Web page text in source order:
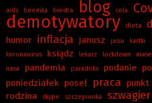
aids beemka biedra blog cola
demotywatory dieta
humor inflacja janusz jasiu kartki
koronawirus ksiądz lekarz lockdown
nasa pandemia paradoks podanie
poniedziałek poseł praca punkt
rodzina skype szczepionka szwagier